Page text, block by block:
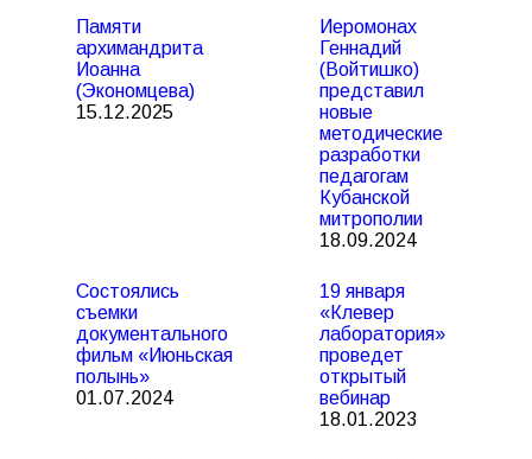
Памяти
архимандрита
Иоанна
(Экономцева)
15.12.2025
Иеромонах
Геннадий
(Войтишко)
представил
новые
методические
разработки
педагогам
Кубанской
митрополии
18.09.2024
Состоялись
съемки
документального
фильм «Июньская
полынь»
01.07.2024
19 января
«Клевер
лаборатория»
проведет
открытый
вебинар
18.01.2023